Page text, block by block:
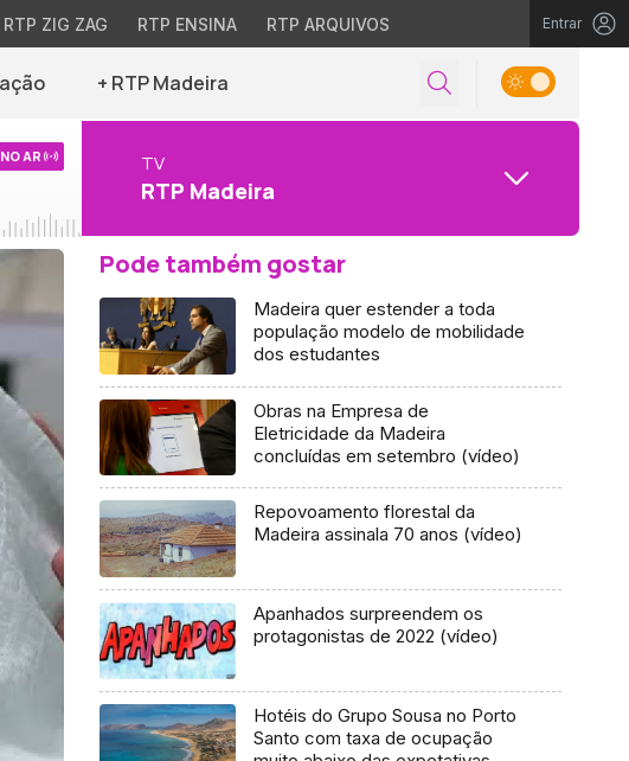
RTP ZIG ZAG RTP ENSINA RTP ARQUIVOS Entrar
+ RTP Madeira
NO AR TV
RTP Madeira
Pode também gostar
Madeira quer estender a toda
população modelo de mobilidade
dos estudantes
Obras na Empresa de
Eletricidade da Madeira
concluídas em setembro (vídeo)
Repovoamento florestal da
Madeira assinala 70 anos (vídeo)
Apanhados surpreendem os
protagonistas de 2022 (vídeo)
Hotéis do Grupo Sousa no Porto
Santo com taxa de ocupação